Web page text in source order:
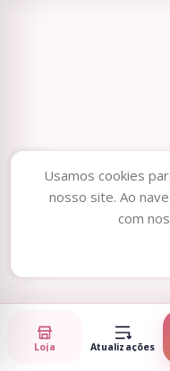
Usamos cookies
nosso site. Ao
com
Loja Atualizações